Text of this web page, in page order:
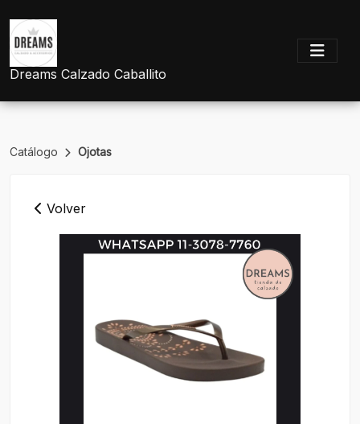
Dreams Calzado Caballito
Catálogo Ojotas
Volver